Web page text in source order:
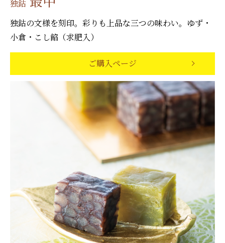
独鈷
独鈷の文様を刻印。彩りも上品な三つの味わい。ゆず・
小倉・こし餡（求肥入）
ご購入ページ